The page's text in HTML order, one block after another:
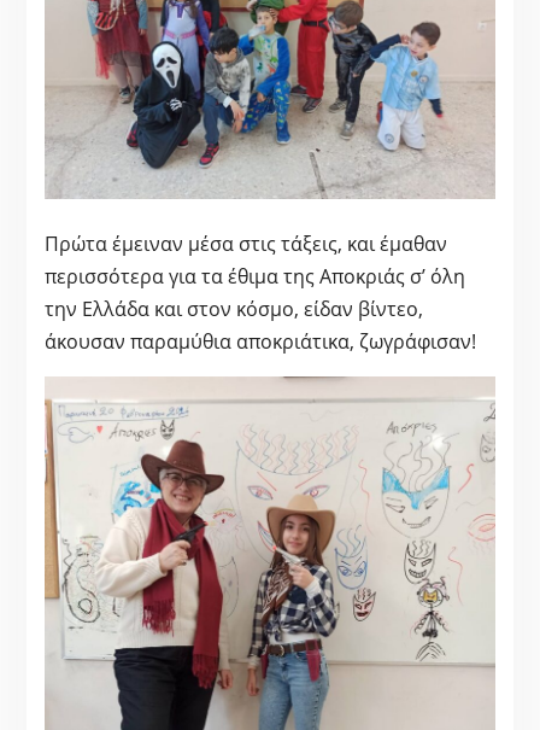
Πρώτα έμειναν μέσα στις τάξεις, και έμαθαν
περισσότερα για τα έθιμα της Αποκριάς σ’ όλη
την Ελλάδα και στον κόσμο, είδαν βίντεο,
άκουσαν παραμύθια αποκριάτικα, ζωγράφισαν!